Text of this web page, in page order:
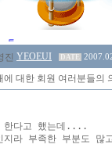
YEOEUI DATE
대한 회원 여러분들의
한다고 했는데....
지라 부족한 부분도 많